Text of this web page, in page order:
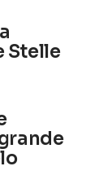
Stelle